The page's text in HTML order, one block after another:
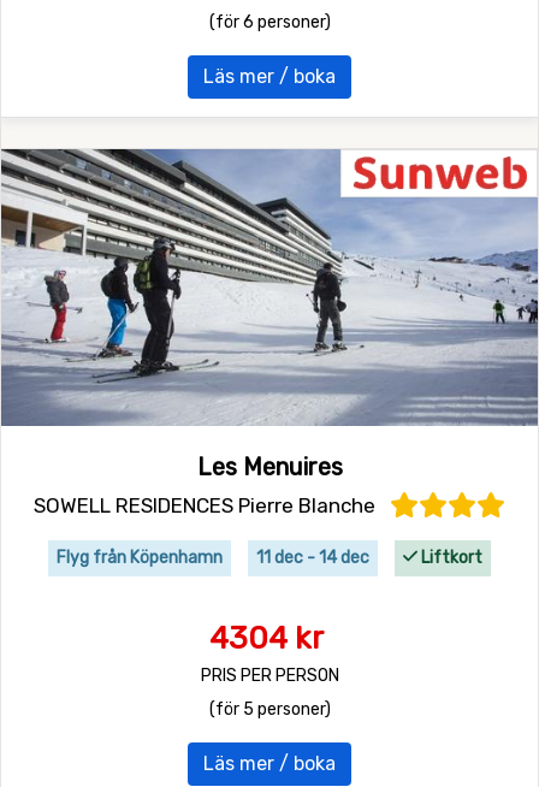
(för 6 personer)
Läs mer / boka
Les Menuires
SOWELL RESIDENCES Pierre Blanche
Flyg från Köpenhamn 11 dec - 14 dec Liftkort
4304 kr
PRIS PER PERSON
(för 5 personer)
Läs mer / boka